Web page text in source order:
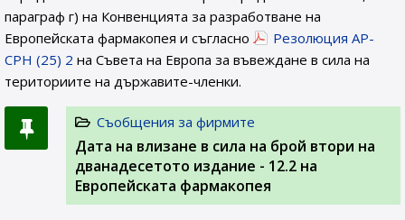
параграф г) на Конвенцията за разработване на
Европейската фармакопея и съгласно
Резолюция AP-
CPH (25) 2 на Съвета на Европа за въвеждане в сила на
териториите на държавите-членки.
Съобщения за фирмите
Дата на влизане в сила на брой втори на
дванадесетото издание - 12.2 на
Европейската фармакопея